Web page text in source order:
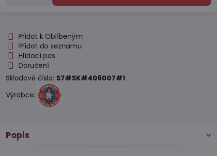
Přidat k Oblíbeným
Přidat do seznamu
Hlídací pes
Doručení
Skladové číslo: S7#SK#406007#1
Výrobce:
Popis